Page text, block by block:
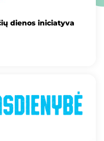
dienos iniciatyva